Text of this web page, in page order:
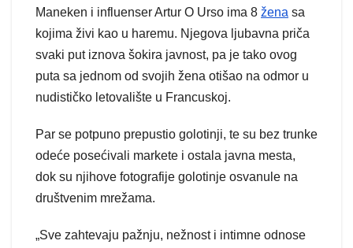
Maneken i influenser Artur O Urso ima 8 žena sa
kojima živi kao u haremu. Njegova ljubavna priča
svaki put iznova šokira javnost, pa je tako ovog
puta sa jednom od svojih žena otišao na odmor u
nudističko letovalište u Francuskoj.
Par se potpuno prepustio golotinji, te su bez trunke
odeće posećivali markete i ostala javna mesta,
dok su njihove fotografije golotinje osvanule na
društvenim mrežama.
„Sve zahtevaju pažnju, nežnost i intimne odnose